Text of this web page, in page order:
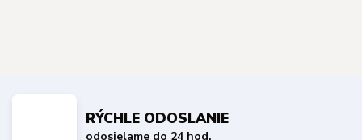
RÝCHLE ODOSLANIE
odosielame do 24 hod.